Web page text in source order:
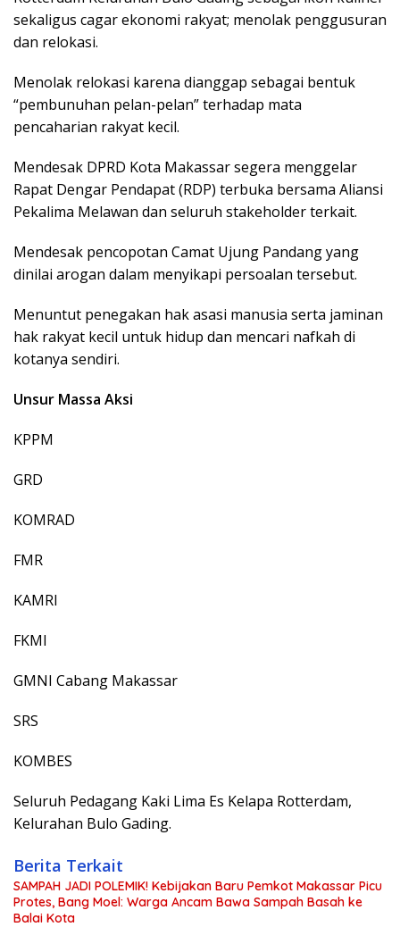
sekaligus cagar ekonomi rakyat; menolak penggusuran
dan relokasi.
Menolak relokasi karena dianggap sebagai bentuk
“pembunuhan pelan-pelan” terhadap mata
pencaharian rakyat kecil.
Mendesak DPRD Kota Makassar segera menggelar
Rapat Dengar Pendapat (RDP) terbuka bersama Aliansi
Pekalima Melawan dan seluruh stakeholder terkait.
Mendesak pencopotan Camat Ujung Pandang yang
dinilai arogan dalam menyikapi persoalan tersebut.
Menuntut penegakan hak asasi manusia serta jaminan
hak rakyat kecil untuk hidup dan mencari nafkah di
kotanya sendiri.
Unsur Massa Aksi
KPPM
GRD
KOMRAD
FMR
KAMRI
FKMI
GMNI Cabang Makassar
SRS
KOMBES
Seluruh Pedagang Kaki Lima Es Kelapa Rotterdam,
Kelurahan Bulo Gading.
Berita Terkait
SAMPAH JADI POLEMIK! Kebijakan Baru Pemkot Makassar Picu
Protes, Bang Moel: Warga Ancam Bawa Sampah Basah ke
Balai Kota